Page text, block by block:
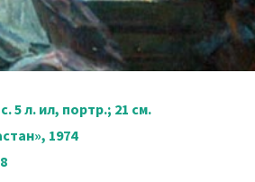
5 л. ил, портр.; 21 см.
1974